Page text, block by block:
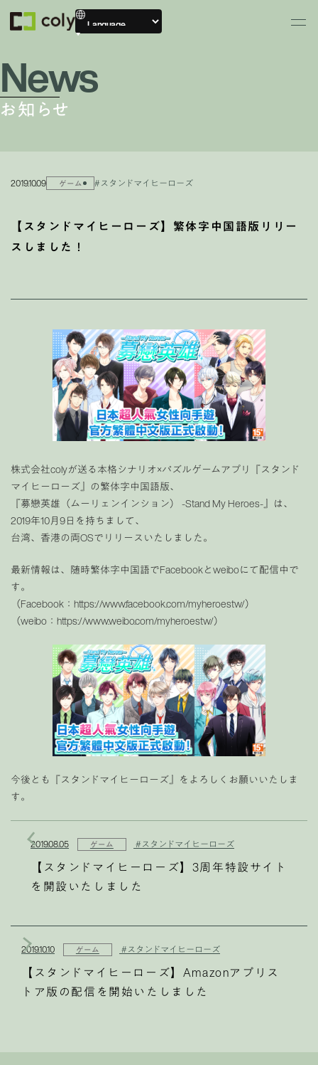
News
お知らせ
2019.10.09 ゲーム #スタンドマイヒーローズ
【スタンドマイヒーローズ】繁体字中国語版リリー
スしました！
株式会社colyが送る本格シナリオ×パズルゲームアプリ『スタンド
マイヒーローズ』の繁体字中国語版、
『募戀英雄（ムーリェンインション） -Stand My Heroes-』は、
2019年10月9日を持ちまして、
台湾、香港の両OSでリリースいたしました。
最新情報は、随時繁体字中国語でFacebookとweiboにて配信中で
す。
（Facebook：https://www.facebook.com/myheroestw/）
（weibo：https://www.weibo.com/myheroestw/）
今後とも『スタンドマイヒーローズ』をよろしくお願いいたしま
す。
2019.08.05 ゲーム #スタンドマイヒーローズ
【スタンドマイヒーローズ】3周年特設サイト
を開設いたしました
2019.10.10 ゲーム #スタンドマイヒーローズ
【スタンドマイヒーローズ】Amazonアプリス
トア版の配信を開始いたしました